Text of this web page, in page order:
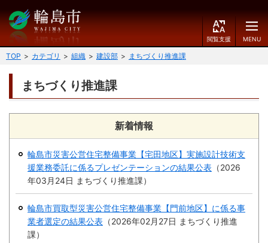
閲
覧
E
文字の大きさ
青
ふりがなをつける
言語を変更する
くらしのガイド
保険・年金・介護
福祉 健康・予防
税 育児・教育
消費生活 輪島市ケーブルテレビ
TOP カテゴリ 組織 建設部 まちづくり推進課
まちづくり推進課
新着情報
輪島市災害公営住宅整備事業【宅田地区】実施設計技術支
援業務委託に係るプレゼンテーションの結果公表 （2026
年03月24日 まちづくり推進課）
輪島市買取型災害公営住宅整備事業【門前地区】に係る事
業者選定の結果公表 （2026年02月27日 まちづくり推進
課）